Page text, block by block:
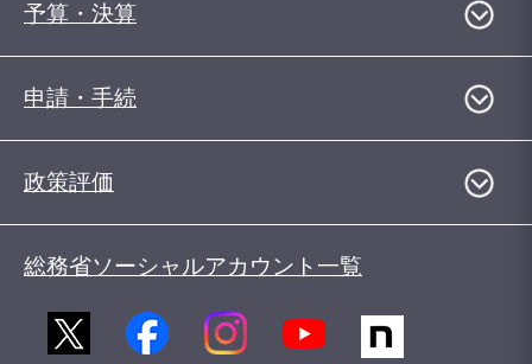
予算・決算
申請・手続
政策評価
総務省ソーシャルアカウント一覧